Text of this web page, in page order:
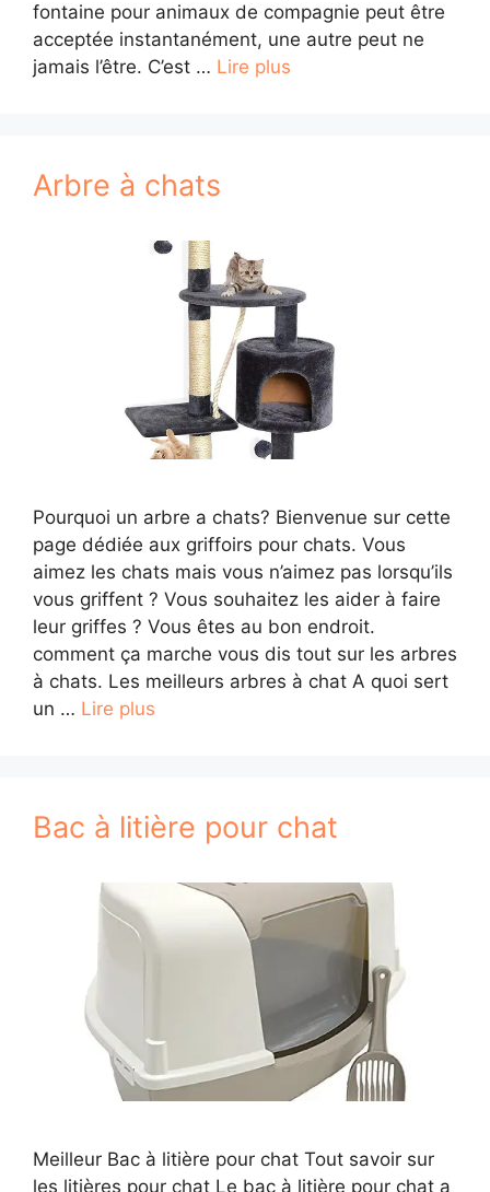
fontaine pour animaux de compagnie peut être
acceptée instantanément, une autre peut ne
jamais l’être. C’est … Lire plus
Arbre à chats
Pourquoi un arbre a chats? Bienvenue sur cette
page dédiée aux griffoirs pour chats. Vous
aimez les chats mais vous n’aimez pas lorsqu’ils
vous griffent ? Vous souhaitez les aider à faire
leur griffes ? Vous êtes au bon endroit.
comment ça marche vous dis tout sur les arbres
à chats. Les meilleurs arbres à chat A quoi sert
un … Lire plus
Bac à litière pour chat
Meilleur Bac à litière pour chat Tout savoir sur
les litières pour chat Le bac à litière pour chat a